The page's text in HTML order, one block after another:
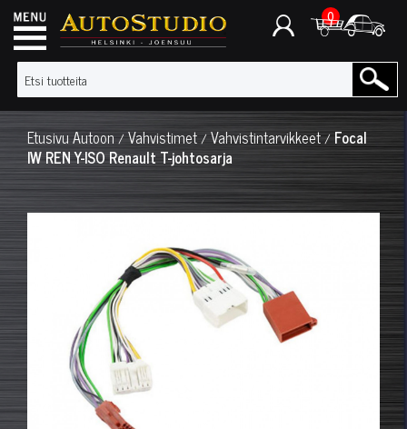
0
EtusivuAutoon/Vahvistimet/Vahvistintarvikkeet/ Focal
IW REN Y-ISO Renault T-johtosarja